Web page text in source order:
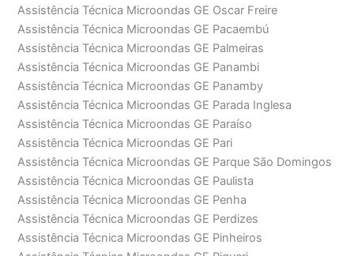
Assistência Técnica Microondas GE Oscar Freire
Assistência Técnica Microondas GE Pacaembú
Assistência Técnica Microondas GE Palmeiras
Assistência Técnica Microondas GE Panambi
Assistência Técnica Microondas GE Panamby
Assistência Técnica Microondas GE Parada Inglesa
Assistência Técnica Microondas GE Paraíso
Assistência Técnica Microondas GE Pari
Assistência Técnica Microondas GE Parque São Domingos
Assistência Técnica Microondas GE Paulista
Assistência Técnica Microondas GE Penha
Assistência Técnica Microondas GE Perdizes
Assistência Técnica Microondas GE Pinheiros